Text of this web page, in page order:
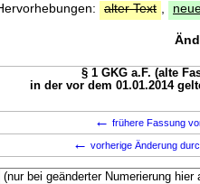
alter Text
§ 1 GKG a.F. (alte
in der vor dem 01.01.2014
← frühere Fassung
← vorherige Änderung